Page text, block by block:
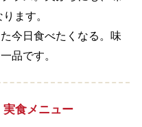
ます。
今日食べたくなる。味
品です。
実食メニュー